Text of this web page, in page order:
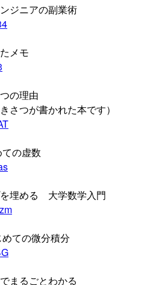
ジニアの副業術
メモ
の理由
さつが書かれた本です）
の虚数
埋める 大学数学入門
ての微分積分
まるごとわかる